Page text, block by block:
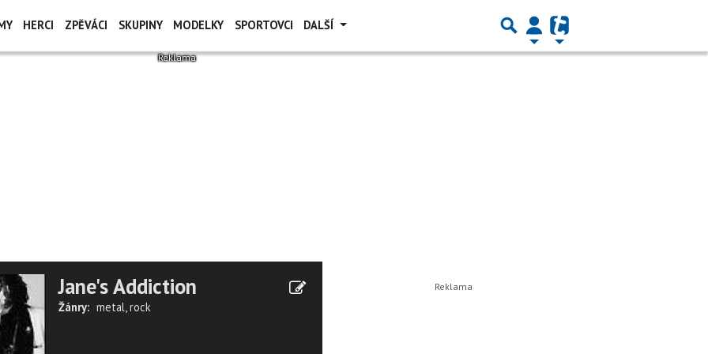
HERCI ZPĚVÁCI SKUPINY MODELKY SPORTOVCI DALŠÍ
Jane's Addiction
Žánry: metal,rock